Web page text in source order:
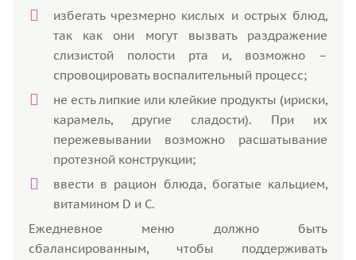
избегать чрезмерно кислых и острых блюд,
так как они могут вызвать раздражение
слизистой полости рта и, возможно –
спровоцировать воспалительный процесс;
не есть липкие или клейкие продукты (ириски,
карамель, другие сладости). При их
пережевывании возможно расшатывание
протезной конструкции;
ввести в рацион блюда, богатые кальцием,
витамином D и С.
Ежедневное меню должно быть
сбалансированным, чтобы поддерживать